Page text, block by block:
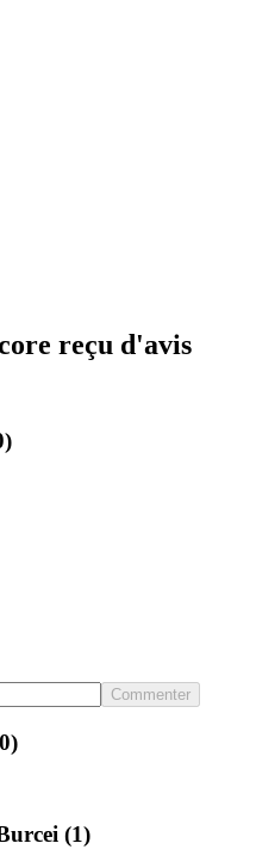
reçu d'avis
Commenter
(1)